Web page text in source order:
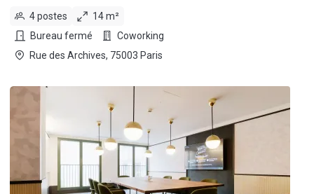
4 postes
14 m²
Bureau fermé
Coworking
Rue des Archives, 75003 Paris